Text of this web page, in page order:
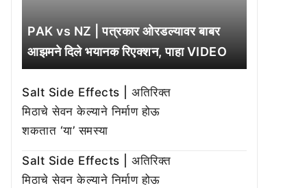
PAK vs NZ | पत्रकार ओरडल्यावर बाबर
आझमने दिले भयानक रिएक्शन, पाहा VIDEO
Salt Side Effects | अतिरिक्त
मिठाचे सेवन केल्याने निर्माण होऊ
शकतात ‘या’ समस्या
Salt Side Effects | अतिरिक्त
मिठाचे सेवन केल्याने निर्माण होऊ